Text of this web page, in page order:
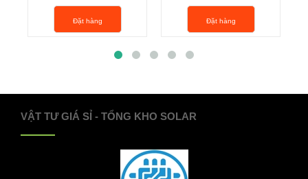
Đặt hàng Đặt hàng
VẬT TƯ GIÁ SỈ - TỔNG KHO SOLAR